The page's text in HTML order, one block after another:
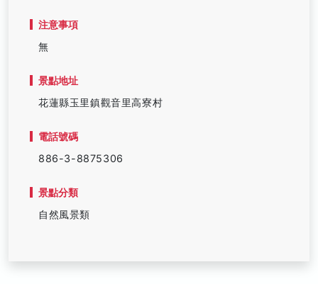
注意事項
無
景點地址
花蓮縣玉里鎮觀音里高寮村
電話號碼
886-3-8875306
景點分類
自然風景類